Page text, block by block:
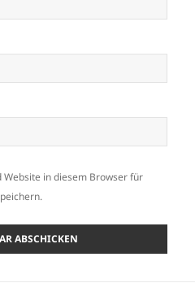
Website in diesem Browser für